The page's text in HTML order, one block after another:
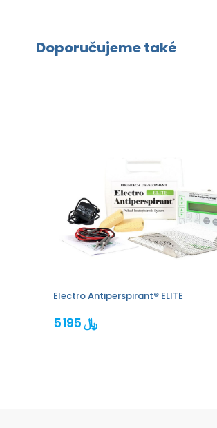
Doporučujeme také
Electro Antiperspirant® ELITE
5 195 ﷼